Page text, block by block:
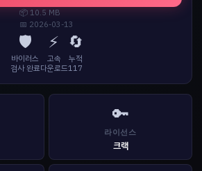
📦 10.5 MB
📅 2026-03-13
🛡️
바이러스
검사 완료
⚡
고속
다운로드
🔄
누적
117
🔑
라이선스
크랙